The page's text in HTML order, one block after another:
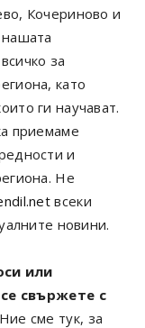
Кочериново и
за
като
ги научават.
приемаме
и
Не
всеки
новини.
или
свържете с
Ние сме тук, за